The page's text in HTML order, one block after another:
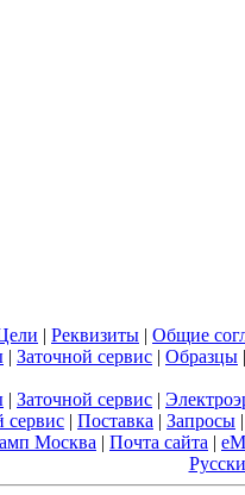
| Реквизиты | Общие
| Заточной сервис | Образцы
| Заточной сервис |
сервис | Поставка | Запросы |
Москва | Почта сайта |